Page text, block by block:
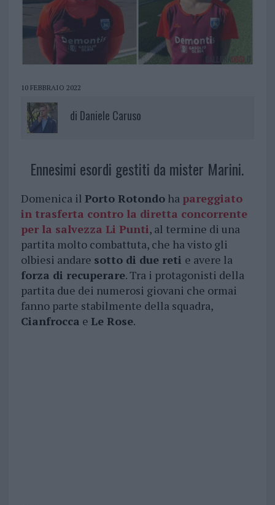
10 FEBBRAIO 2022
di Daniele Caruso
Ennesimi esordi gestiti da mister Marini.
Domenica il Porto Rotondoha pareggiato
in trasferta contro la diretta concorrente
per la salvezza Li Punti, al termine di una
partita molto combattuta, che ha visto gli
olbiesi andare sotto di due reti e avere la
forza di recuperare. Tra i protagonisti della
partita due dei numerosi giovani che ormai
fanno parte stabilmente della squadra,
Cianfrocca e Le Rose.